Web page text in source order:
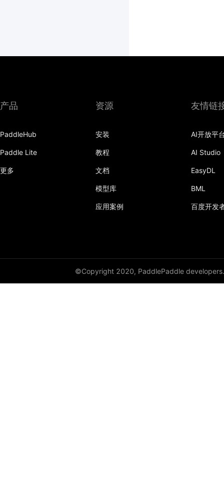
产品
PaddleHub
Paddle Lite
更多
资源
安装
教程
文档
模型库
应用案例
友情链
AI开放平
AI Studio
EasyDL
BML
百度开发
©Copyright 2020, PaddlePaddle developers.